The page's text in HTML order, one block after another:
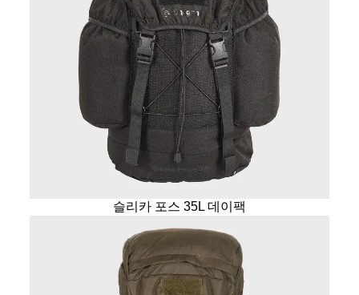
슬리카 포스 35L 데이팩